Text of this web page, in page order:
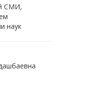
СМИ,
наук